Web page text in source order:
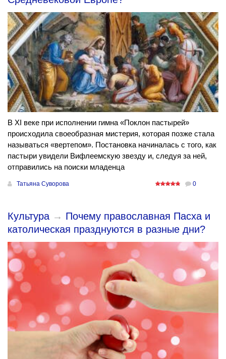
В XI веке при исполнении гимна «Поклон пастырей»
происходила своеобразная мистерия, которая позже стала
называться «вертепом». Постановка начиналась с того, как
пастыри увидели Вифлеемскую звезду и, следуя за ней,
отправились на поиски младенца
Татьяна Суворова 0
Культура → Почему православная Пасха и
католическая празднуются в разные дни?